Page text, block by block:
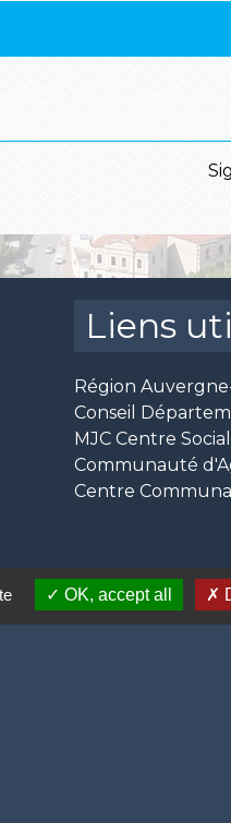
Liens
Région
Conseil
MJC Centre Social
Communauté
Centre
OK, accept all